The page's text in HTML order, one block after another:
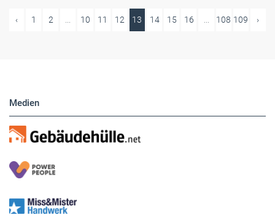
‹ 1 2 ... 10 11 12 13 14 15 16 ... 108 109 ›
Medien